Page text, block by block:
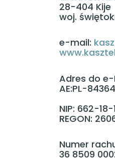
28-404 Kije
woj.
e-mail:
Adres do
AE:PL-
NIP: 662-
REGON:
Numer
36 8509